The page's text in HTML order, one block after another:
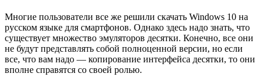
Многие пользователи все же решили скачать Windows 10 на
русском языке для смартфонов. Однако здесь надо знать, что
существует множество эмуляторов десятки. Конечно, все они
не будут представлять собой полноценной версии, но если
все, что вам надо — копирование интерфейса десятки, то они
вполне справятся со своей ролью.